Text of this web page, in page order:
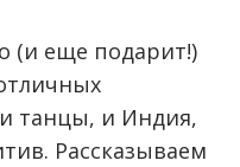
(и еще подарит!)
танцы, и Индия,
Рассказываем